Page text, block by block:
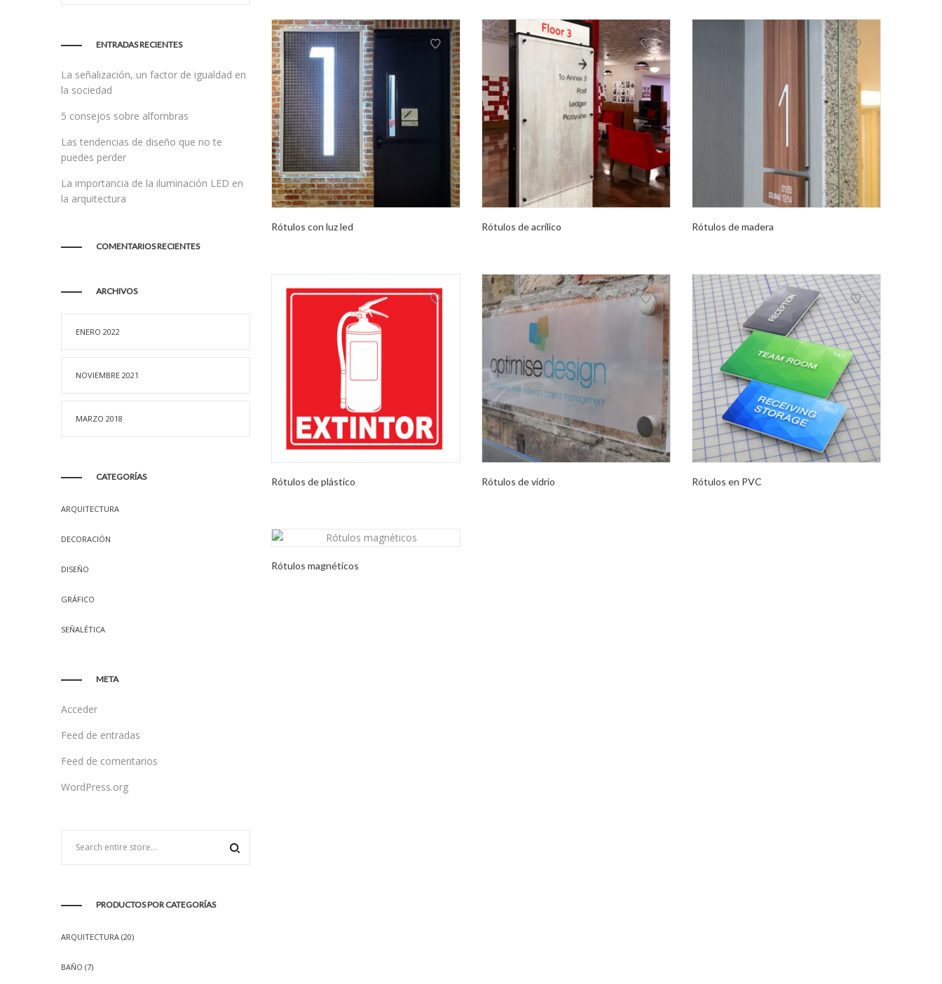
Rótulos con luz led Rótulos de acrílico Rótulos de madera
Rótulos de plástico Rótulos de vidrio Rótulos en PVC
Rótulos magnéticos
ENTRADAS RECIENTES
La señalización, un factor de igualdad en
la sociedad
5 consejos sobre alfombras
Las tendencias de diseño que no te
puedes perder
La importancia de la iluminación LED en
la arquitectura
COMENTARIOS RECIENTES
ARCHIVOS
ENERO 2022
NOVIEMBRE 2021
MARZO 2018
CATEGORÍAS
ARQUITECTURA
DECORACIÓN
DISEÑO
GRÁFICO
SEÑALÉTICA
META
Acceder
Feed de entradas
Feed de comentarios
WordPress.org
PRODUCTOS POR CATEGORÍAS
ARQUITECTURA (20)
BAÑO (7)